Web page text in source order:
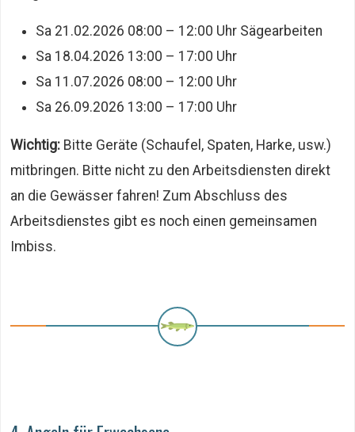
Sa 21.02.2026 08:00 – 12:00 Uhr Sägearbeiten
Sa 18.04.2026 13:00 – 17:00 Uhr
Sa 11.07.2026 08:00 – 12:00 Uhr
Sa 26.09.2026 13:00 – 17:00 Uhr
Wichtig: Bitte Geräte (Schaufel, Spaten, Harke, usw.)
mitbringen. Bitte nicht zu den Arbeitsdiensten direkt
an die Gewässer fahren! Zum Abschluss des
Arbeitsdienstes gibt es noch einen gemeinsamen
Imbiss.